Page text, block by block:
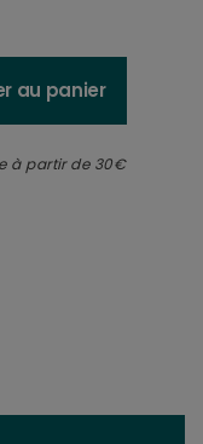
au panier
à partir de 30€